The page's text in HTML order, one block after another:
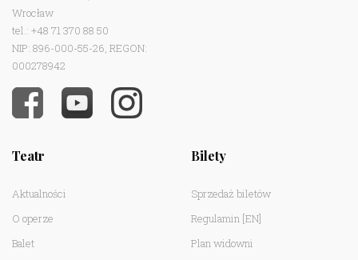
Wrocław
tel.: +48 71 370 88 50
NIP: 896-000-55-26, REGON:
000278942
Teatr
Aktualności
O operze
Balet
Bilety
Sprzedaż biletów
Regulamin [EN]
Plan widowni